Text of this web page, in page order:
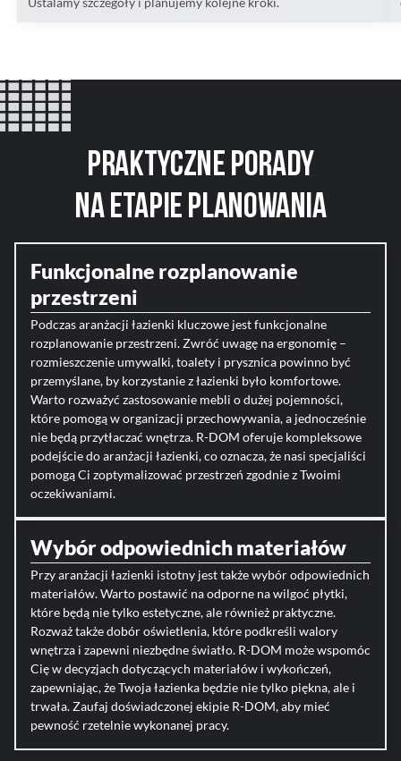
Praktyczne Porady
na Etapie Planowania
Funkcjonalne rozplanowanie
przestrzeni
Podczas aranżacji łazienki kluczowe jest funkcjonalne
rozplanowanie przestrzeni. Zwróć uwagę na ergonomię –
rozmieszczenie umywalki, toalety i prysznica powinno być
przemyślane, by korzystanie z łazienki było komfortowe.
Warto rozważyć zastosowanie mebli o dużej pojemności,
które pomogą w organizacji przechowywania, a jednocześnie
nie będą przytłaczać wnętrza. R-DOM oferuje kompleksowe
podejście do aranżacji łazienki, co oznacza, że nasi specjaliści
pomogą Ci zoptymalizować przestrzeń zgodnie z Twoimi
oczekiwaniami.
Wybór odpowiednich materiałów
Przy aranżacji łazienki istotny jest także wybór odpowiednich
materiałów. Warto postawić na odporne na wilgoć płytki,
które będą nie tylko estetyczne, ale również praktyczne.
Rozważ także dobór oświetlenia, które podkreśli walory
wnętrza i zapewni niezbędne światło. R-DOM może wspomóc
Cię w decyzjach dotyczących materiałów i wykończeń,
zapewniając, że Twoja łazienka będzie nie tylko piękna, ale i
trwała. Zaufaj doświadczonej ekipie R-DOM, aby mieć
pewność rzetelnie wykonanej pracy.